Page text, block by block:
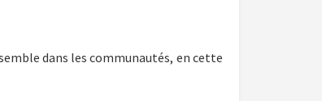
dans les communautés, en cette